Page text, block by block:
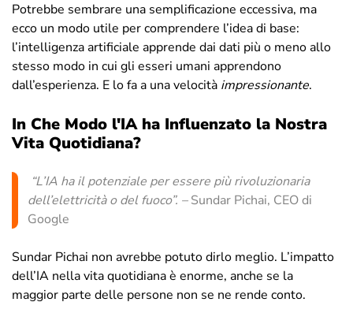
Potrebbe sembrare una semplificazione eccessiva, ma
ecco un modo utile per comprendere l’idea di base:
l’intelligenza artificiale apprende dai dati più o meno allo
stesso modo in cui gli esseri umani apprendono
dall’esperienza. E lo fa a una velocità impressionante.
In Che Modo l'IA ha Influenzato la Nostra
Vita Quotidiana?
“L’IA ha il potenziale per essere più rivoluzionaria
dell’elettricità o del fuoco”. –Sundar Pichai, CEO di
Google
Sundar Pichai non avrebbe potuto dirlo meglio. L’impatto
dell’IA nella vita quotidiana è enorme, anche se la
maggior parte delle persone non se ne rende conto.